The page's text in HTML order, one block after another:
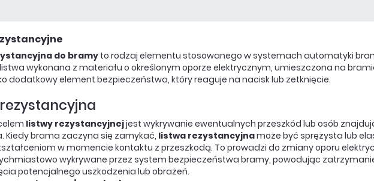
do bramyto rodzaj elementu stosowanego w systemach automatyki
wykonana z materiału o określonym oporze elektrycznym, umieszczona na
dodatkowy element bezpieczeństwa, który reaguje na nacisk lub zetknięcie.
listwy rezystancyjnejjest wykrywanie ewentualnych przeszkód lub osób
Kiedy brama zaczyna się zamykać, listwa rezystancyjnamoże być sprężysta lub
w momencie kontaktu z przeszkodą. To prowadzi do zmiany oporu
wykrywane przez system bezpieczeństwa bramy, powodując
potencjalnego uszkodzenia lub obrażeń.